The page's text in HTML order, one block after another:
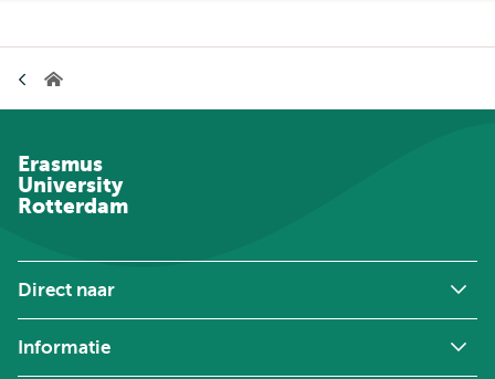
Home
Erasmus
University
Rotterdam
Direct naar
Informatie